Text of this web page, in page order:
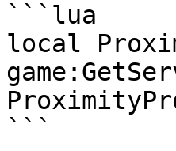
```lua
local
```